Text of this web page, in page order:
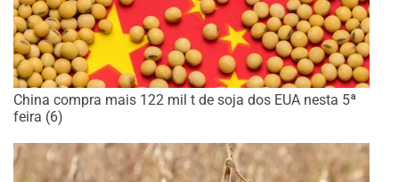
China compra mais 122 mil t de soja dos EUA nesta 5ª
feira (6)